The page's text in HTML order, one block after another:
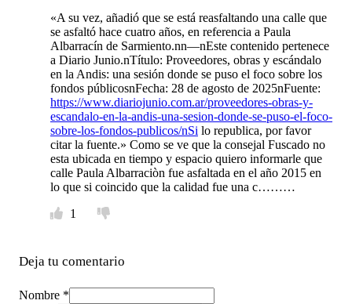
«A su vez, añadió que se está reasfaltando una calle que
se asfaltó hace cuatro años, en referencia a Paula
Albarracín de Sarmiento.nn—nEste contenido pertenece
a Diario Junio.nTítulo: Proveedores, obras y escándalo
en la Andis: una sesión donde se puso el foco sobre los
fondos públicosnFecha: 28 de agosto de 2025nFuente:
https://www.diariojunio.com.ar/proveedores-obras-y-
escandalo-en-la-andis-una-sesion-donde-se-puso-el-foco-
sobre-los-fondos-publicos/nSi lo republica, por favor
citar la fuente.» Como se ve que la consejal Fuscado no
esta ubicada en tiempo y espacio quiero informarle que
calle Paula Albarraciòn fue asfaltada en el año 2015 en
lo que si coincido que la calidad fue una c………
1
Deja tu comentario
Nombre *